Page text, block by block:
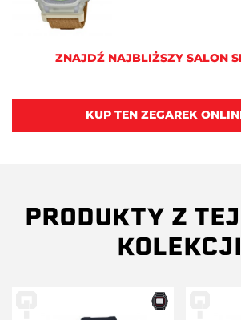
ZNAJDŹ NAJBLIŻSZY SALON
KUP TEN ZEGAREK
PRODUKTY Z
KOLEKCJI